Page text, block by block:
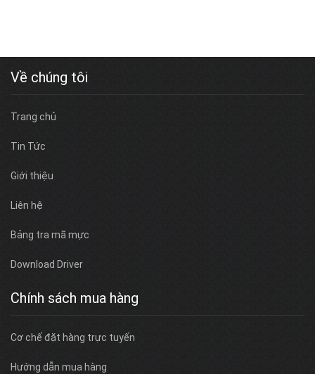
Về chúng tôi
Trang chủ
Tin Tức
Giới thiệu
Liên hệ
Bảng tra mã mực
Download Driver
Chính sách mua hàng
Cơ chế đặt hàng trực tuyến
Hướng dẫn mua hàng